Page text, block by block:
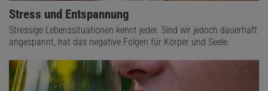
Stress und Entspannung
Stressige Lebenssituationen kennt jeder. Sind wir jedoch dauerhaft
angespannt, hat das negative Folgen für Körper und Seele.